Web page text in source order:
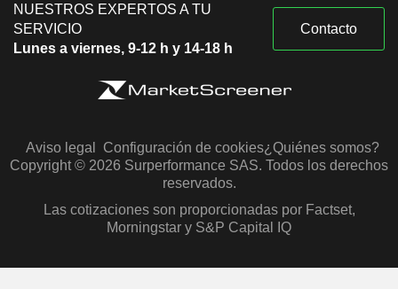
NUESTROS EXPERTOS A TU
SERVICIO
Lunes a viernes, 9-12 h y 14-18 h
Contacto
Aviso legal Configuración de cookies¿Quiénes somos?
Copyright © 2026 Surperformance SAS. Todos los derechos
reservados.
Las cotizaciones son proporcionadas por Factset,
Morningstar y S&P Capital IQ